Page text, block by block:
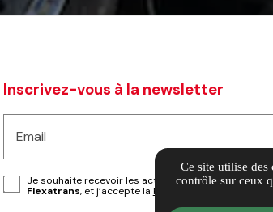
Inscrivez-vous à la newsletter
Email
Je souhaite recevoir les actualités, conseils et
Flexatrans, et j’accepte la Politique de confidentialité
Ce site utilise des
contrôle sur ceux